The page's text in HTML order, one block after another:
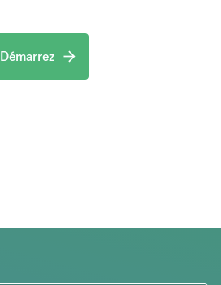
Démarrez